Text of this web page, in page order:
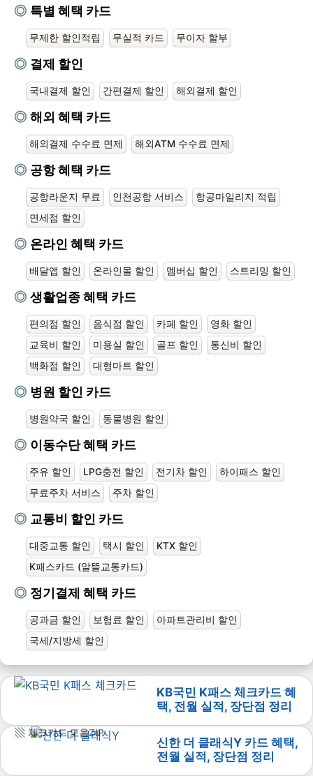
특별 혜택 카드
무제한 할인적립 무실적 카드 무이자 할부
결제 할인
국내결제 할인 간편결제 할인 해외결제 할인
해외 혜택 카드
해외결제 수수료 면제 해외ATM 수수료 면제
공항 혜택 카드
공항라운지 무료 인천공항 서비스
항공마일리지 적립
면세점 할인
온라인 혜택 카드
배달앱 할인 온라인몰 할인 멤버십 할인 스트리밍 할인
생활업종 혜택 카드
편의점 할인 음식점 할인 카페 할인
영화 할인
교육비 할인
미용실 할인 골프 할인
통신비 할인
백화점 할인
대형마트 할인
병원 할인 카드
병원약국 할인 동물병원 할인
이동수단 혜택 카드
주유 할인 LPG충전 할인 전기차 할인
하이패스 할인
무료주차 서비스
주차 할인
교통비 할인 카드
대중교통 할인 택시 할인
KTX 할인
K패스카드 (알뜰교통카드)
정기결제 혜택 카드
공과금 할인 보험료 할인
아파트관리비 할인
국세/지방세 할인
KB국민 K패스 체크카드 혜
택, 전월 실적, 장단점 정리
체크카드 모음ZIP
신한 더 클래식Y 카드 혜택,
전월 실적, 장단점 정리